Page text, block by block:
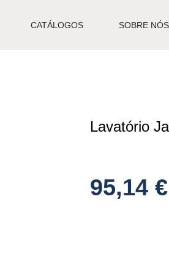
CATÁLOGOS SOBRE NÓS
Lavatório
95,14 €